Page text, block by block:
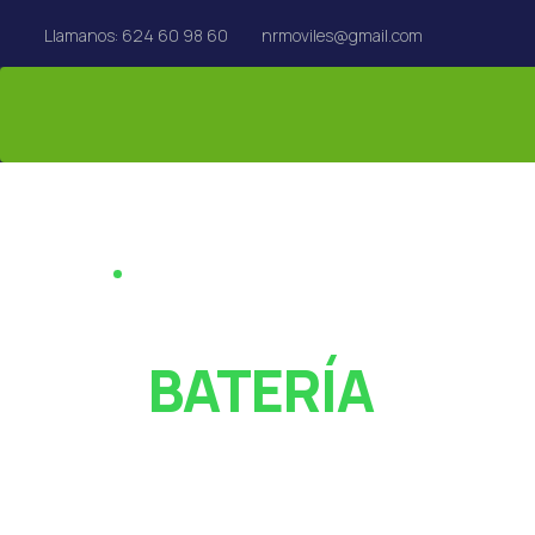
Llamanos: 624 60 98 60 nrmoviles@gmail.com
BATERÍA